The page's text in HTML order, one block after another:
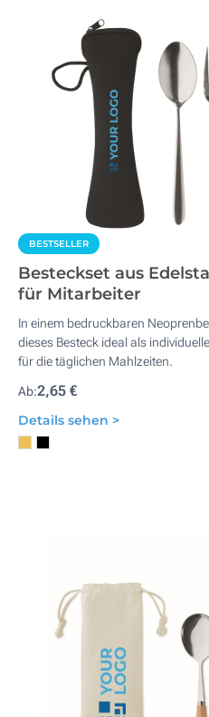
BESTSELLER
Besteckset aus
für Mitarbeiter
In einem bedruckbaren
dieses Besteck ideal als
für die täglichen Mahlzeiten.
Ab:2,65 €
Details sehen >